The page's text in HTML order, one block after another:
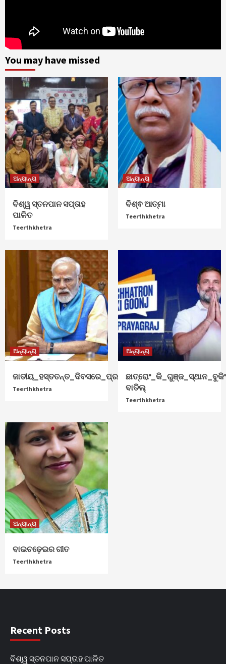
You may have missed
ଅନ୍ୟାନ୍ୟ
ବିଶ୍ୱ ସ୍ତନପାନ ସପ୍ତାହ
ପାଳିତ
Teerthkhetra
ଅନ୍ୟାନ୍ୟ
ବିଶ୍ଵ ଆତ୍ମା
Teerthkhetra
ଅନ୍ୟାନ୍ୟ
ଜାତୀୟ_ହସ୍ତତନ୍ତ_ଦିବସରେ_ପ୍ରଧାନମନ୍ତ୍ରୀ_ଶୁଭେଚ୍ଛା
Teerthkhetra
ଅନ୍ୟାନ୍ୟ
ଛାତ୍ରୋଂ_କି_ଗୁଞ୍ଜ_ସ୍ଥାନ_ବୁକିଂ
ବାତିଲ୍
Teerthkhetra
ଅନ୍ୟାନ୍ୟ
ବାଇଚଢ଼େଇର ଗୀତ
Teerthkhetra
Recent Posts
ବିଶ୍ୱ ସ୍ତନପାନ ସପ୍ତାହ ପାଳିତ